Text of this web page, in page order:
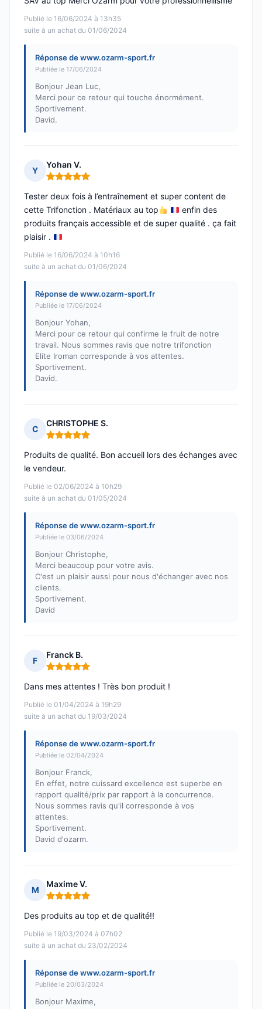
Publié le 16/06/2024 à 13h35
suite à un achat du 01/06/2024
Réponse de www.ozarm-sport.fr
Publiée le 17/06/2024
Bonjour Jean Luc,
Merci pour ce retour qui touche énormément.
Sportivement.
David.
Y
Yohan V.
Note : 5 sur 5
Publié le 16/06/2024 à 10h16
suite à un achat du 01/06/2024
Tester deux fois à l’entraînement et super content de
cette Trifonction . Matériaux au top
enfin des
produits français accessible et de super qualité . ça fait
plaisir .
Réponse de www.ozarm-sport.fr
Publiée le 17/06/2024
Bonjour Yohan,
Merci pour ce retour qui confirme le fruit de notre
travail. Nous sommes ravis que notre trifonction
Elite Iroman corresponde à vos attentes.
Sportivement.
David.
C
CHRISTOPHE S.
Note : 5 sur 5
Publié le 02/06/2024 à 10h29
suite à un achat du 01/05/2024
Produits de qualité. Bon accueil lors des échanges avec
le vendeur.
Réponse de www.ozarm-sport.fr
Publiée le 03/06/2024
Bonjour Christophe,
Merci beaucoup pour votre avis.
C'est un plaisir aussi pour nous d'échanger avec nos
clients.
Sportivement.
David
F
Franck B.
Note : 5 sur 5
Publié le 01/04/2024 à 19h29
suite à un achat du 19/03/2024
Dans mes attentes ! Très bon produit !
Réponse de www.ozarm-sport.fr
Publiée le 02/04/2024
Bonjour Franck,
En effet, notre cuissard excellence est superbe en
rapport qualité/prix par rapport à la concurrence.
Nous sommes ravis qu'il corresponde à vos
attentes.
Sportivement.
David d'ozarm.
M
Maxime V.
Note : 5 sur 5
Publié le 19/03/2024 à 07h02
suite à un achat du 23/02/2024
Des produits au top et de qualité!!
Réponse de www.ozarm-sport.fr
Publiée le 20/03/2024
Bonjour Maxime,